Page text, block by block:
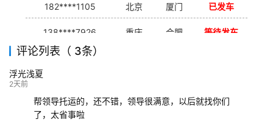
182****1105 北京 厦门 已发车
138****7926 重庆 合肥 等待发车
139****9233
评论列表（ 3条）
浮光浅夏
2天前
帮领导托运的，还不错，领导很满意，以后就找你们
了，太省事啦